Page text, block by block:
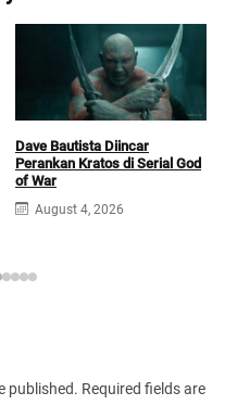
Dave Bautista Diincar
Perankan Kratos di Serial God
of War
August 4, 2026
published. Required fields are